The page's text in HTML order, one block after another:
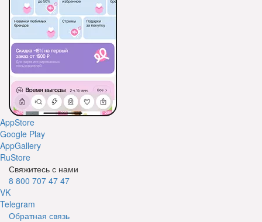
AppStore
Google Play
AppGallery
RuStore
Свяжитесь с нами
8 800 707 47 47
VK
Telegram
Обратная связь